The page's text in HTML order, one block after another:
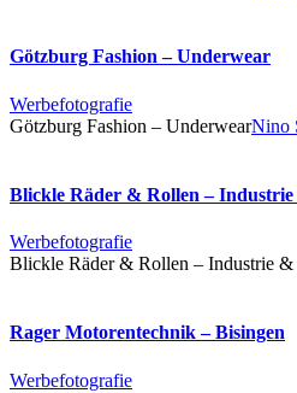
Götzburg Fashion – Underwear
Werbefotografie
Götzburg Fashion – UnderwearNino
Blickle Räder & Rollen –
Werbefotografie
Blickle Räder & Rollen – Industrie &
Rager Motorentechnik – Bisingen
Werbefotografie